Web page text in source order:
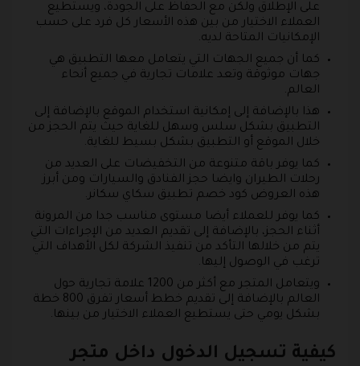
على الإطلاق ولكن مع الحفاظ على الجودة، ويستطيع
العملاء الاختيار من بين هذه الأسعار كل فرد على حسب
الإمكانيات المتاحة لديه.
كما أن جميع الجهات التي يتعامل معها التطبيق هي
جهات موثوقة وتعد علامات تجارية في جميع أنحاء
العالم.
هذا بالإضافة إلى إمكانية استخدام الموقع بالإضافة إلى
التطبيق بشكل سلس وسهل للغاية حيث يتم الحجز من
خلال الموقع أو التطبيق بشكل بسيط للغاية.
كما يوفر باقة متنوعة من التخفيضات على العديد من
رحلات الطيران وايضا حجز الفنادق والسيارات ومن أبرز
هذه العروض كود خصم تطبيق سكاي سكانر.
كما يوفر للعملاء أيضا مستوى مناسب جدا من المرونة
أثناء الحجز، بالإضافة إلى تقديم العديد من الإجراءات التي
يتم من خلالها التأكد من تنفيذ الشركة لكل الأهداف التي
ترغب في الوصول إليها.
ويتعامل المتجر مع أكثر من 1200 علامة تجارية حول
العالم بالإضافة إلى تقديم خطط أسعار تفرق 800 خطة
بشكل يومي حتى يستطيع العملاء الاختيار من بينها.
كيفية تسجيل الدخول داخل متجر